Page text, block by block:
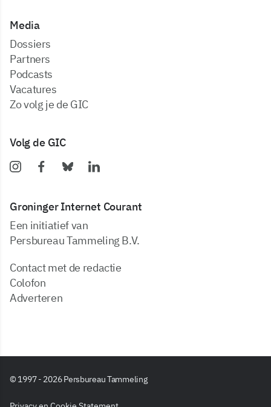
Media
dossiers
partners
podcasts
vacatures
zo volg je de GIC
Volg de GIC
Groninger Internet Courant
Een initiatief van
Persbureau Tammeling B.V.
Contact met de redactie
Colofon
Adverteren
© 1997 - 2026 Persbureau Tammeling